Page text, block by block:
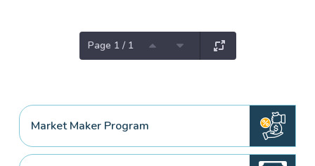
Page 1 / 1
Market Maker Program